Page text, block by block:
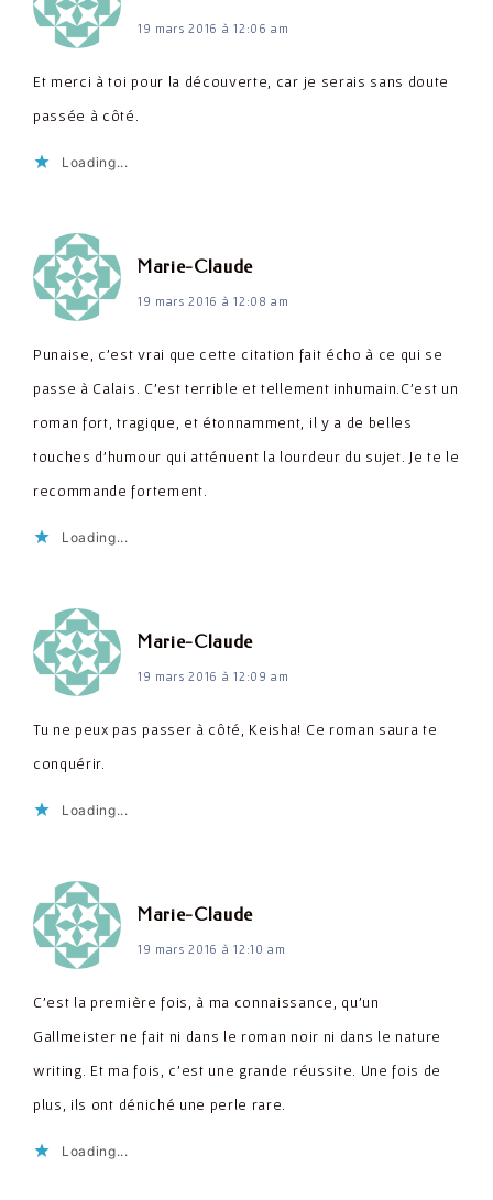
19 mars 2016 à 12:06 am
Et merci à toi pour la découverte, car je serais sans doute
passée à côté.
Loading...
Marie-Claudedit :
19 mars 2016 à 12:08 am
Punaise, c'est vrai que cette citation fait écho à ce qui se
passe à Calais. C'est terrible et tellement inhumain.C'est un
roman fort, tragique, et étonnamment, il y a de belles
touches d'humour qui atténuent la lourdeur du sujet. Je te le
recommande fortement.
Loading...
Marie-Claudedit :
19 mars 2016 à 12:09 am
Tu ne peux pas passer à côté, Keisha! Ce roman saura te
conquérir.
Loading...
Marie-Claudedit :
19 mars 2016 à 12:10 am
C'est la première fois, à ma connaissance, qu'un
Gallmeister ne fait ni dans le roman noir ni dans le nature
writing. Et ma fois, c'est une grande réussite. Une fois de
plus, ils ont déniché une perle rare.
Loading...